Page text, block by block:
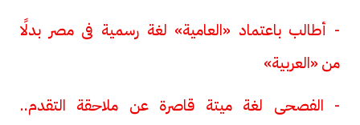
- أطالب باعتماد «العامية» لغة رسمية فى مصر بدلًا
من «العربية»
- الفصحى لغة ميتة قاصرة عن ملاحقة التقدم..